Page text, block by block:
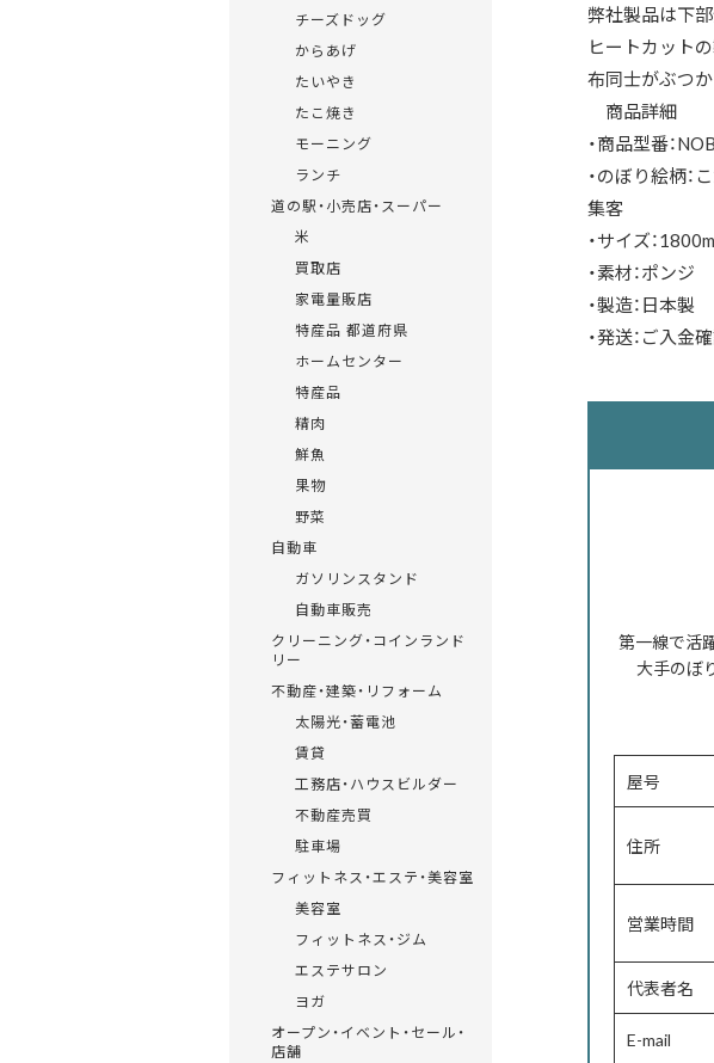
弊社製品は下
ヒートカット
布同士がぶつ
商品詳細
・商品型番：
・のぼり絵柄
集客
・サイズ：
・素材：ポンジ
・製造：日本製
・発送：ご入金
第一線で活
大手のぼ
屋号
住所
営業時間
代表者名
E-mail
チーズドッグ
からあげ
たいやき
たこ焼き
モーニング
ランチ
道の駅・小売店・スーパー
米
買取店
家電量販店
特産品 都道府県
ホームセンター
特産品
精肉
鮮魚
果物
野菜
自動車
ガソリンスタンド
自動車販売
クリーニング・コインランド
リー
不動産・建築・リフォーム
太陽光・蓄電池
賃貸
工務店・ハウスビルダー
不動産売買
駐車場
フィットネス・エステ・美容室
美容室
フィットネス・ジム
エステサロン
ヨガ
オープン・イベント・セール・
店舗